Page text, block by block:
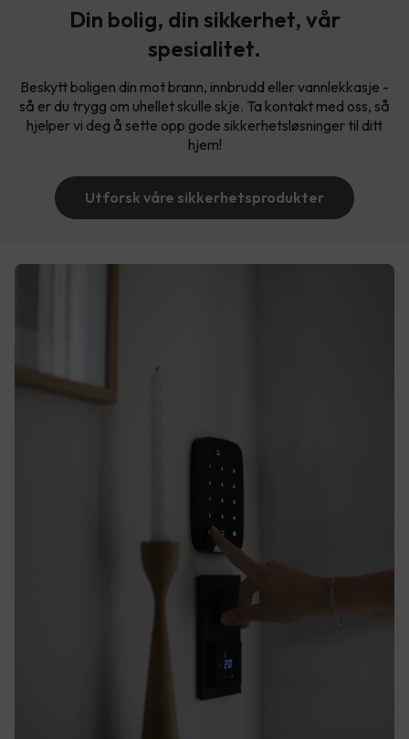
Din bolig, din sikkerhet, vår
spesialitet.
Beskytt boligen din mot brann, innbrudd eller vannlekkasje -
så er du trygg om uhellet skulle skje. Ta kontakt med oss, så
hjelper vi deg å sette opp gode sikkerhetsløsninger til ditt
hjem!
Utforsk våre sikkerhetsprodukter